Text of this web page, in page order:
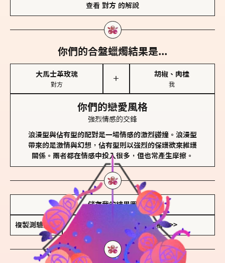
查看 對方 的解說
你們的合盤蠟燭結果是...
大馬士革玫瑰
對方
＋
胡椒、肉桂
我
你們的戀愛風格
強烈情感的交鋒
浪漫型與佔有型的配對是一場情感的激烈碰撞。浪漫型
帶來的是激情與幻想，佔有型則以強烈的保護欲來維護
關係。兩者都在情感中投入很多，但也常產生摩擦。
儲存我的結果圖
複製測驗連結 查看香氛類型全解析 >>>